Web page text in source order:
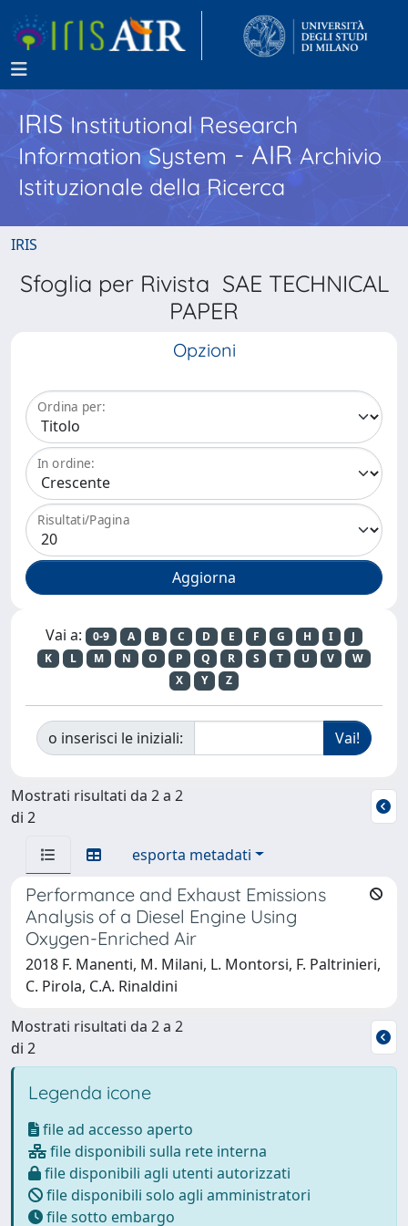
IRISInstitutional Research
Information System - AIR Archivio
Istituzionale della Ricerca
IRIS
Sfoglia per Rivista SAE TECHNICAL
PAPER
Opzioni
Ordina per:
In ordine:
Risultati/Pagina
Vai a: 0-9 A B C D E F G H I
J
K
L M N O P Q R S T U V
W
X
Y Z
o inserisci le iniziali:
Mostrati risultati da 2 a 2
di 2
esporta metadati
Performance and Exhaust Emissions
Analysis of a Diesel Engine Using
Oxygen-Enriched Air
2018 F. Manenti, M. Milani, L. Montorsi, F. Paltrinieri,
C. Pirola, C.A. Rinaldini
Mostrati risultati da 2 a 2
di 2
Legenda icone
file ad accesso aperto
file disponibili sulla rete interna
file disponibili agli utenti autorizzati
file disponibili solo agli amministratori
file sotto embargo